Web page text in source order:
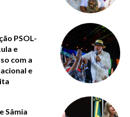
PSOL-
e
com a
e
Sâmia